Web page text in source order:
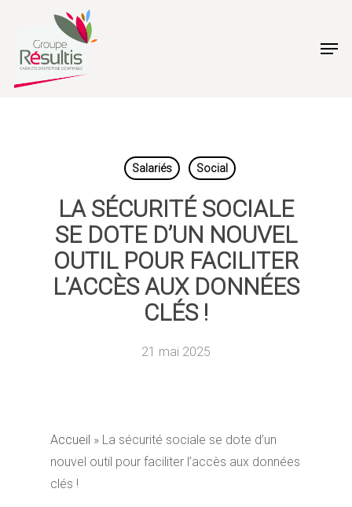
main
Salariés Social
LA SÉCURITÉ SOCIALE
SE DOTE D’UN NOUVEL
OUTIL POUR FACILITER
L’ACCÈS AUX DONNÉES
CLÉS !
21 mai 2025
Accueil » La sécurité sociale se dote d’un
nouvel outil pour faciliter l’accès aux données
clés !